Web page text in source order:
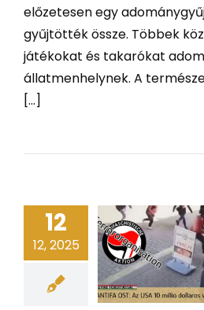
előzetesen egy
gyűjtötték össze. Többek
játékokat és takarókat
állatmenhelynek. A
[...]
12
12, 2025